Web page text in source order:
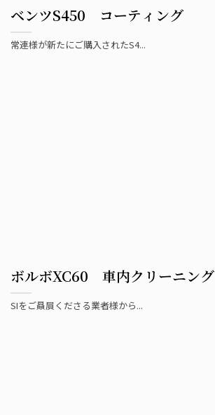
ベンツS450 コーティング
常連様が新たにご購入されたS4...
ボルボXC60 車内クリーニング
SIをご贔屓くださる業者様から...